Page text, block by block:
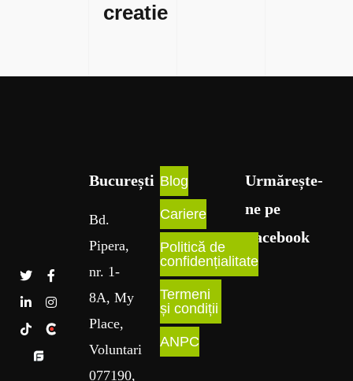
creatie
București​
Bd.
Pipera,
nr. 1-
8A, My
Place,
Voluntari
077190,
Blog
Cariere
Politică de
confidențialitate
Termeni
și condiții
ANPC
Urmărește-
ne pe
Facebook